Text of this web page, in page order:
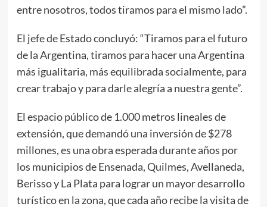
entre nosotros, todos tiramos para el mismo lado”.
El jefe de Estado concluyó: “Tiramos para el futuro
de la Argentina, tiramos para hacer una Argentina
más igualitaria, más equilibrada socialmente, para
crear trabajo y para darle alegría a nuestra gente”.
El espacio público de 1.000 metros lineales de
extensión, que demandó una inversión de $278
millones, es una obra esperada durante años por
los municipios de Ensenada, Quilmes, Avellaneda,
Berisso y La Plata para lograr un mayor desarrollo
turístico en la zona, que cada año recibe la visita de